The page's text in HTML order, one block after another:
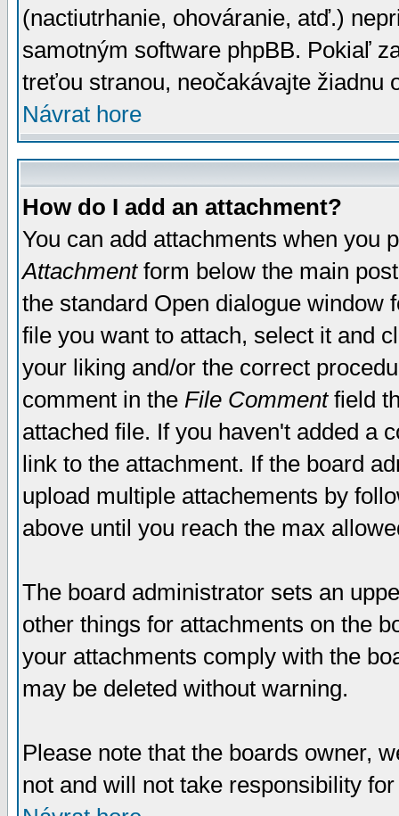
(nactiutrhanie, ohováranie, atď.)
samotným software phpBB. Pokiaľ
treťou stranou, neočakávajte žiadnu
Návrat hore
How do I add an attachment?
You can add attachments when you
Attachmentform below the main
the standard Open dialogue window
file you want to attach, select it and
your liking and/or the correct
comment in the File Commentfield
attached file. If you haven't added a
link to the attachment. If the board
upload multiple attachements by
above until you reach the max
The board administrator sets an
other things for attachments on the
your attachments comply with the
may be deleted without warning.
Please note that the boards owner,
not and will not take responsibility